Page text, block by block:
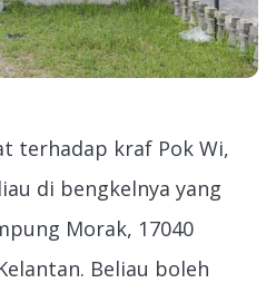
terhadap kraf Pok Wi,
di bengkelnya yang
Morak, 17040
Beliau boleh